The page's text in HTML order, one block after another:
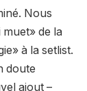
Nous
de la
à la setlist.
doute
ajout –